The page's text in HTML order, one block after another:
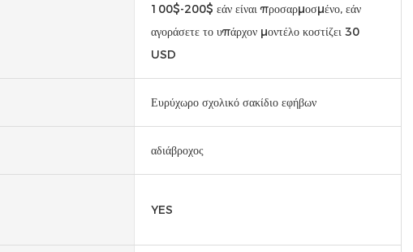
100$-200$ εάν είναι προσαρμοσμένο, εάν
αγοράσετε το υπάρχον μοντέλο κοστίζει 30
USD
Ευρύχωρο σχολικό σακίδιο εφήβων
αδιάβροχος
YES